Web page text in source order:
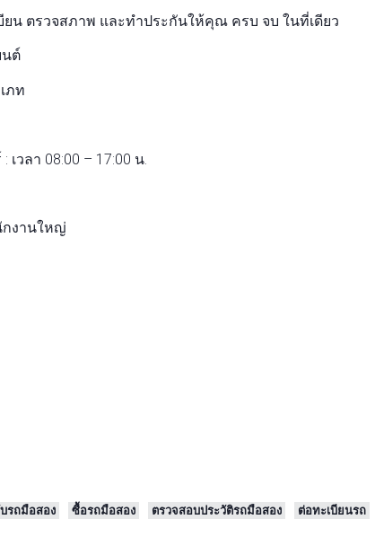
ยน ตรวจสภาพ และทำประกันให้คุณ ครบ จบ ในที่เดียว
นต์
ภท
เวลา 08:00 – 17:00 น.
กงานใหญ่
รถมือสอง ซื้อรถมือสอง ตรวจสอบประวัติรถมือสอง ต่อทะเบียนรถ